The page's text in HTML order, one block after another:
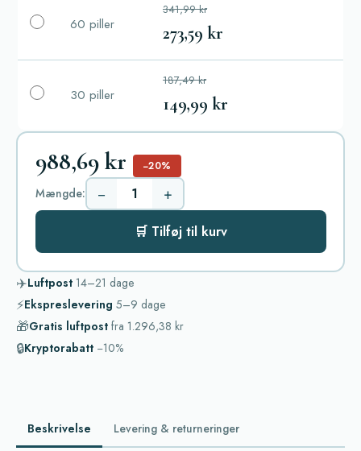
60 piller
341,99 kr
273,59 kr
30 piller
187,49 kr
149,99 kr
988,69 kr −20%
Mængde: − +
🛒 Tilføj til kurv
✈️Luftpost 14–21 dage
⚡Ekspreslevering 5–9 dage
🎁Gratis luftpost fra 1.296,38 kr
🔒Kryptorabatt −10%
Beskrivelse Levering & returneringer